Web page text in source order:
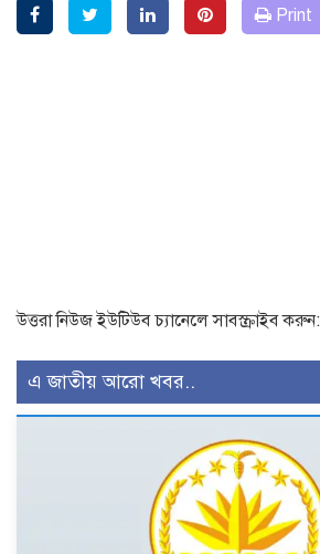
Print
উত্তরা নিউজ ইউটিউব চ্যানেলে সাবস্ক্রাইব করুন:
এ জাতীয় আরো খবর..